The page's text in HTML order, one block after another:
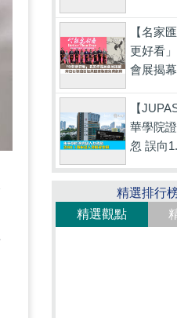
【名家
更好看
會展揭
【
華學院
忽 誤向
精選排行
精選觀點